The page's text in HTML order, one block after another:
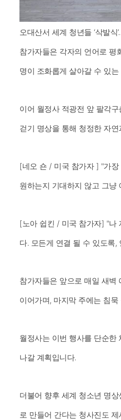
오대산서 세계 청년들 ‘삭발
참가자들은 각자의 언어로 평
명이 조화롭게 살아갈 수 있
이어 월정사 적광전 앞 팔각
걷기 명상을 통해 청정한 자
[네오 숀 / 미국 참가자 ] "가
원하는지 기대하지 않고 그냥
[노아 쉽킨 / 미국 참가자] "나
다. 모든게 연결 될 수 있도록,
참가자들은 앞으로 매일 새벽
이어가며, 마지막 주에는 침
월정사는 이번 행사를 단순한
나갈 계획입니다.
더불어 향후 세계 청소년 명
로 만들어 간다는 청사진도 제